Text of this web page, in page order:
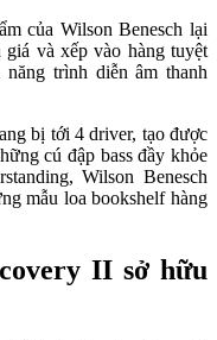
của Wilson Benesch lại
và xếp vào hàng tuyệt
trình diễn âm thanh
bị tới 4 driver, tạo được
cú đập bass đầy khỏe
Wilson Benesch
mẫu loa bookshelf hàng
II sở hữu